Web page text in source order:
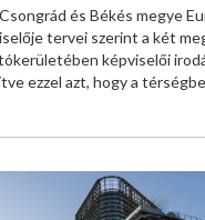
és Békés megye
tervei szerint a két
képviselői
ezzel azt, hogy a